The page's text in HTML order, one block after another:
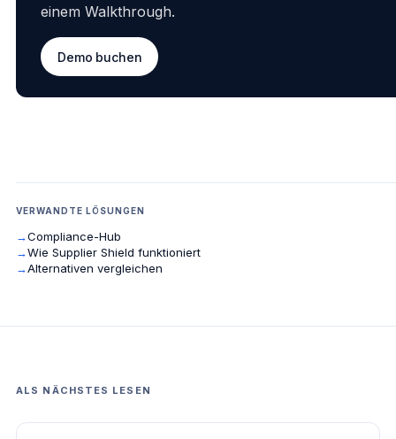
einem Walkthrough.
Demo buchen
VERWANDTE LÖSUNGEN
→Compliance-Hub
→Wie Supplier Shield funktioniert
→Alternativen vergleichen
ALS NÄCHSTES LESEN